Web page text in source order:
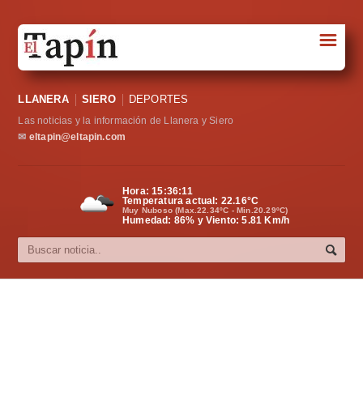
Sociedad
Política
Cultura
☰
LLANERA SIERO DEPORTES
Las noticias y la información de Llanera y Siero
✉ eltapin@eltapin.com
Hora:15:36:12
Temperatura actual: 22.16°C
Muy Nuboso (Max.22.34ºC - Min.20.29ºC)
Humedad: 86% y Viento: 5.81 Km/h